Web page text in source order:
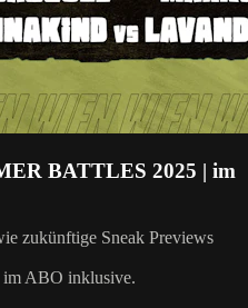
BATTLES 2025 | im
zukünftige Sneak Previews
im ABO inklusive.